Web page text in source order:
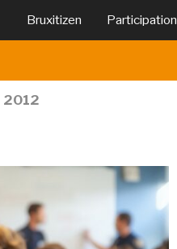
Bruxitizen Participation